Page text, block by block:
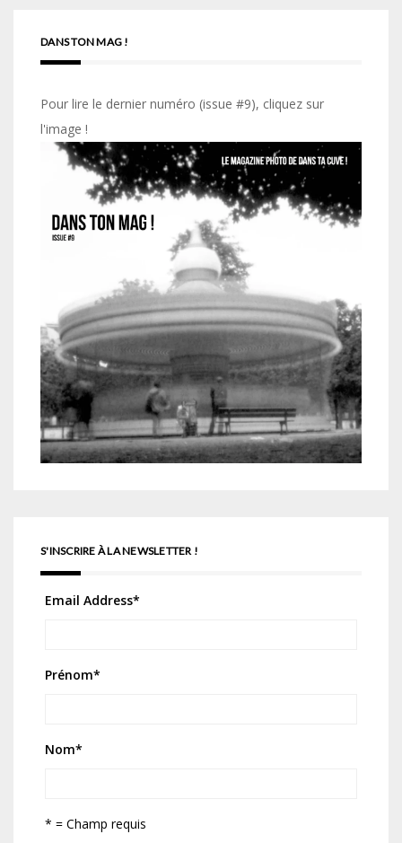
DANS TON MAG !
Pour lire le dernier numéro (issue #9), cliquez sur
l'image !
S'INSCRIRE À LA NEWSLETTER !
Email Address*
Prénom*
Nom*
* = Champ requis